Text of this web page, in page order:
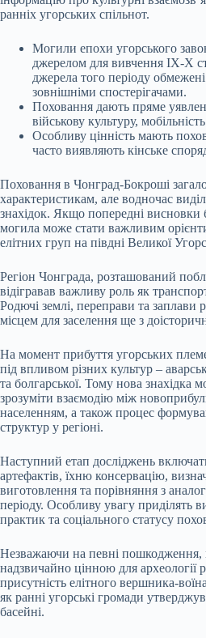
ранніх угорських спільнот.
Могили епохи угорського
джерелом для вивчення IX-X
джерела того періоду
зовнішніми спостерігачами.
Поховання дають пряме
військову культуру,
Особливу цінність мають
часто виявляють кінське
Поховання в Чонград-Бокроші
характеристикам, але водночас
знахідок. Якщо попередні висновки
могила може стати важливим
елітних груп на півдні Великої
Регіон Чонграда, розташований
відігравав важливу роль як
Родючі землі, переправи та
місцем для заселення ще з
На момент прибуття угорських
під впливом різних культур –
та болгарської. Тому нова знахідка
зрозуміти взаємодію між
населенням, а також процес
структур у регіоні.
Наступний етап досліджень
артефактів, їхню консервацію,
виготовлення та порівняння з
періоду. Особливу увагу приділять
практик та соціального статусу
Незважаючи на певні пошкодження,
надзвичайно цінною для археології
присутність елітного вершника-
як ранні угорські громади
басейні.